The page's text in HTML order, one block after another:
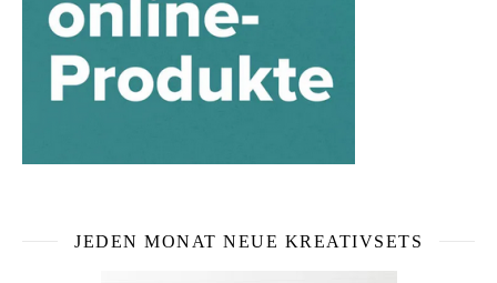
JEDEN MONAT NEUE KREATIVSETS